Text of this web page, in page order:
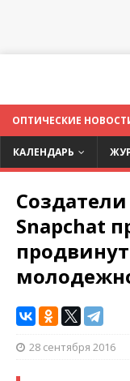
ОПТИЧЕСКИЕ
КАЛЕНДАРЬ
Snapchat
28 сентября 2016